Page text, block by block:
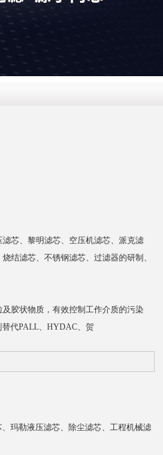
芯、黎明滤芯、空压机滤芯、派克滤
结滤芯、不锈钢滤芯、过滤器的研制、
胶状物质，有效控制工作介质的污染
代PALL、HYDAC、贺
玛勒液压滤芯、除尘滤芯、工程机械滤